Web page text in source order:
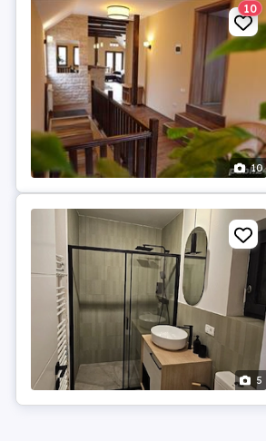
10
10
5